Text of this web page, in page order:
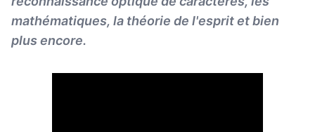
mathématiques, la théorie de l'esprit et bien
plus encore.